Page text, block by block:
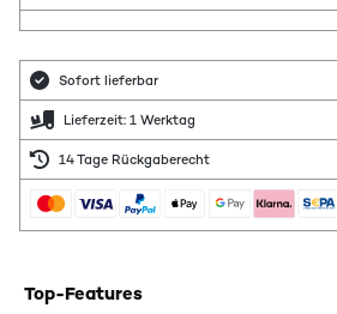
Sofort lieferbar
Lieferzeit: 1 Werktag
14 Tage Rückgaberecht
Top-Features